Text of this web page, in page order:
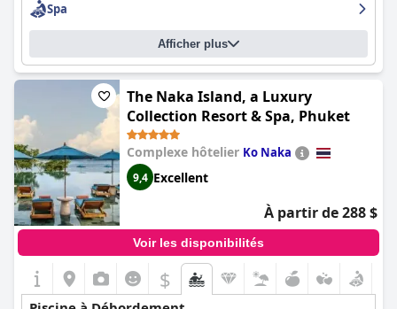
comme propre par ses clients et le personnel est attentif aux
problèmes de propreté. Le spa et la piscine sont régulièrement
loués dans les commentaires des clients pour leur propreté et
leur aspect général. Dans l'ensemble, les clients recommandent
vivement leSri Panwa Phuket Luxury Pool Villa Hotel - SHA Plus
(Sri Panwa Phuket Luxury Pool Villa Hotel) pour ses différentes
options de piscine, ses vues imprenables et son excellent
service.
Spa
Afficher plus
The Naka Island, a Luxury
Collection Resort & Spa, Phuket
Complexe hôtelier Ko Naka
9,4 Excellent
À partir de 288 $
Voir les disponibilités
$